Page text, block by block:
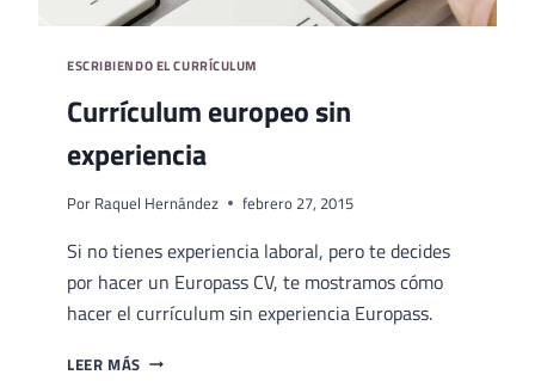
ESCRIBIENDO EL CURRÍCULUM
Currículum europeo sin
experiencia
Por Raquel Hernández febrero 27, 2015
Si no tienes experiencia laboral, pero te decides
por hacer un Europass CV, te mostramos cómo
hacer el currículum sin experiencia Europass.
LEER MÁS CURRÍCULUM